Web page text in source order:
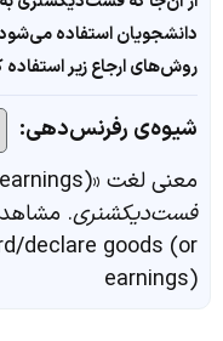
دانشجویان استفاده
روش‌های ارجاع زیر استفاده
شیوه‌ی رفرنس‌دهی:
معنی لغت «declare goods (or earnings)» در
فست‌دیکشنری
declare goods (or
earnings)